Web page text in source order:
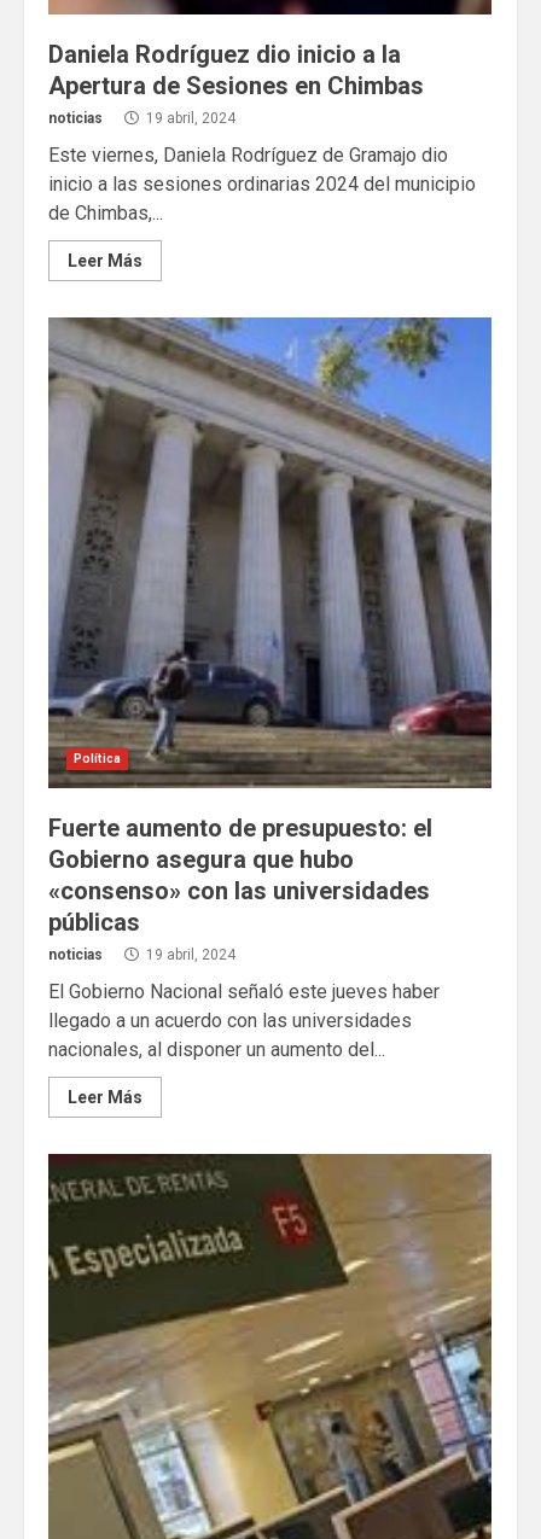
Daniela Rodríguez dio inicio a la
Apertura de Sesiones en Chimbas
noticias 19 abril, 2024
Este viernes, Daniela Rodríguez de Gramajo dio
inicio a las sesiones ordinarias 2024 del municipio
de Chimbas,...
Leer Más
Política
Fuerte aumento de presupuesto: el
Gobierno asegura que hubo
«consenso» con las universidades
públicas
noticias 19 abril, 2024
El Gobierno Nacional señaló este jueves haber
llegado a un acuerdo con las universidades
nacionales, al disponer un aumento del...
Leer Más